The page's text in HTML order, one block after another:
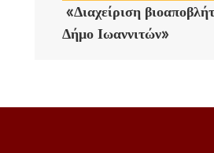
«Διαχείριση
Δήμο Ιωαννιτών»